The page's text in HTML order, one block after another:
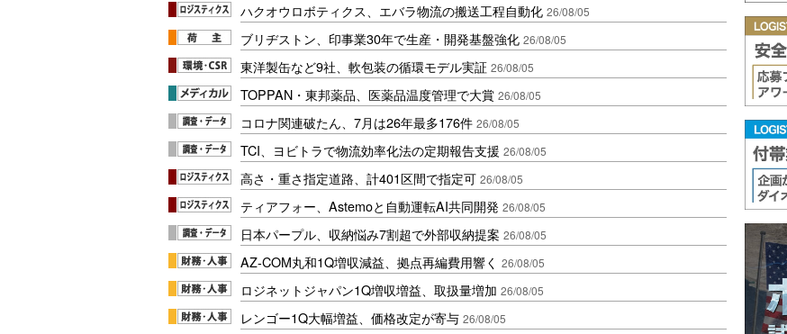
ハクオウロボティクス、エバラ物流の搬送工程自動化 26/08/05
ブリヂストン、印事業30年で生産・開発基盤強化 26/08/05
東洋製缶など9社、軟包装の循環モデル実証 26/08/05
TOPPAN・東邦薬品、医薬品温度管理で大賞 26/08/05
コロナ関連破たん、7月は26年最多176件 26/08/05
TCI、ヨビトラで物流効率化法の定期報告支援 26/08/05
高さ・重さ指定道路、計401区間で指定可 26/08/05
ティアフォー、Astemoと自動運転AI共同開発 26/08/05
日本パープル、収納悩み7割超で外部収納提案 26/08/05
AZ-COM丸和1Q増収減益、拠点再編費用響く 26/08/05
ロジネットジャパン1Q増収増益、取扱量増加 26/08/05
レンゴー1Q大幅増益、価格改定が寄与 26/08/05